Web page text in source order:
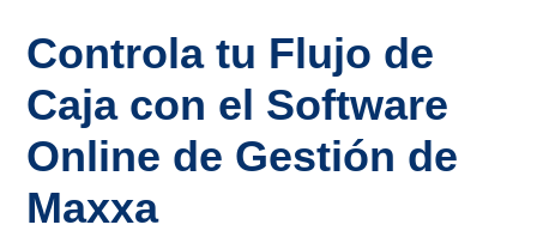
Controla tu Flujo de
Caja con el Software
Online de Gestión de
Maxxa